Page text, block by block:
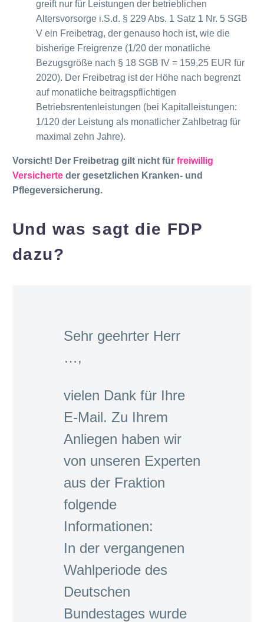
greift nur für Leistungen der betrieblichen
Altersvorsorge i.S.d. § 229 Abs. 1 Satz 1 Nr. 5 SGB
V ein Freibetrag, der genauso hoch ist, wie die
bisherige Freigrenze (1/20 der monatliche
Bezugsgröße nach § 18 SGB IV = 159,25 EUR für
2020). Der Freibetrag ist der Höhe nach begrenzt
auf monatliche beitragspflichtigen
Betriebsrentenleistungen (bei Kapitalleistungen:
1/120 der Leistung als monatlicher Zahlbetrag für
maximal zehn Jahre).
Vorsicht! Der Freibetrag gilt nicht für freiwillig
Versicherte der gesetzlichen Kranken- und
Pflegeversicherung.
Und was sagt die FDP
dazu?
Sehr geehrter Herr
…,
vielen Dank für Ihre
E-Mail. Zu Ihrem
Anliegen haben wir
von unseren Experten
aus der Fraktion
folgende
Informationen:
In der vergangenen
Wahlperiode des
Deutschen
Bundestages wurde